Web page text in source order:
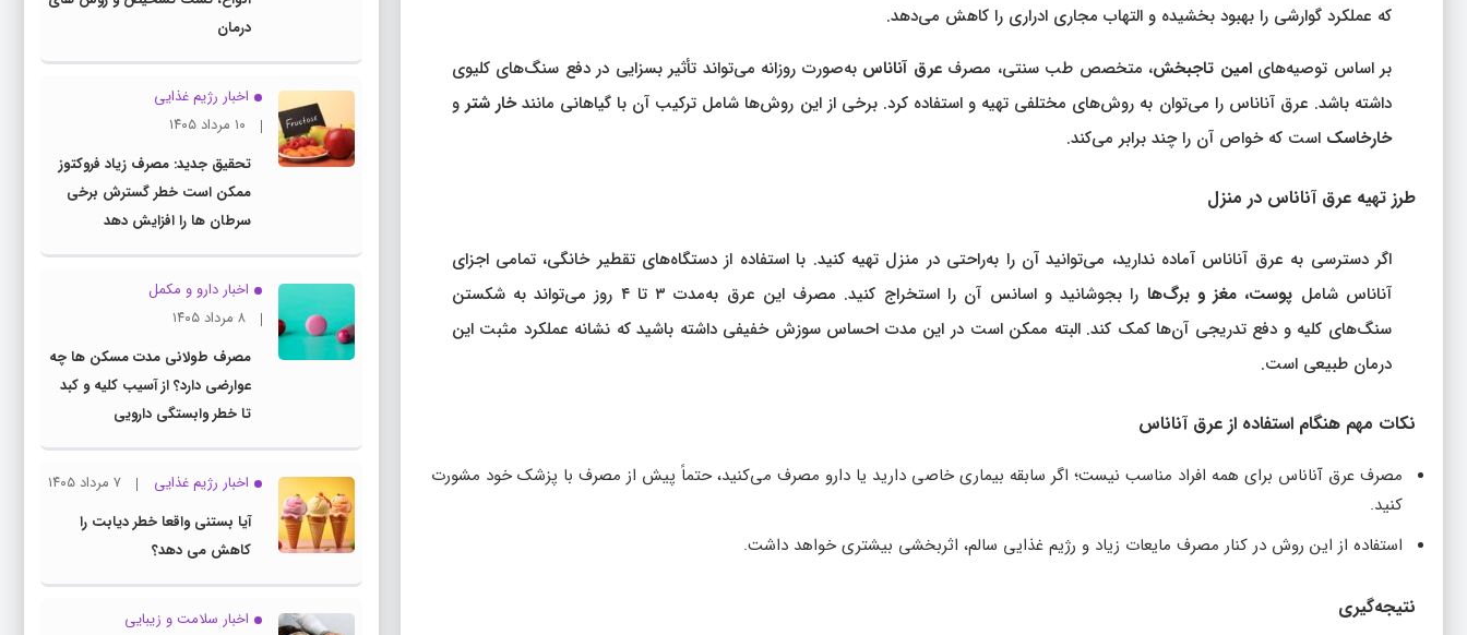
که عملکرد گوارشی را بهبود بخشیده و التهاب مجاری ادراری را کاهش می‌دهد.
بر اساس توصیه‌هایامین تاجبخش، متخصص طب سنتی، مصرفعرق آناناس به‌صورت روزانه می‌تواند تأثیر بسزایی در دفع سنگ‌های کلیوی
داشته باشد. عرق آناناس را می‌توان به روش‌های مختلفی تهیه و استفاده کرد. برخی از این روش‌ها شامل ترکیب آن با گیاهانی مانندخار شتر و
خارخاسک است که خواص آن را چند برابر می‌کند.
طرز تهیه عرق آناناس در منزل
اگر دسترسی به عرق آناناس آماده ندارید، می‌توانید آن را به‌راحتی در منزل تهیه کنید. با استفاده از دستگاه‌های تقطیر خانگی، تمامی اجزای
آناناس شامل پوست، مغز و برگ‌ها
را بجوشانید و اسانس آن را استخراج کنید. مصرف این عرق به‌مدت ۳ تا ۴ روز می‌تواند به شکستن
سنگ‌های کلیه و دفع تدریجی آن‌ها کمک کند. البته ممکن است در این مدت احساس سوزش خفیفی داشته باشید که نشانه عملکرد مثبت این
درمان طبیعی است.
نکات مهم هنگام استفاده از عرق آناناس
مصرف عرق آناناس برای همه افراد مناسب نیست؛ اگر سابقه بیماری خاصی دارید یا دارو مصرف می‌کنید، حتماً پیش از مصرف با پزشک خود مشورت
کنید.
استفاده از این روش در کنار مصرف مایعات زیاد و رژیم غذایی سالم، اثربخشی بیشتری خواهد داشت.
نتیجه‌گیری
درمان
اخبار رژیم غذایی
۱۰ مرداد ۱۴۰۵
تحقیق جدید: مصرف زیاد فروکتوز
ممکن است خطر گسترش برخی
سرطان ها را افزایش دهد
اخبار دارو و مکمل
۸ مرداد ۱۴۰۵
مصرف طولانی مدت مسکن ها چه
عوارضی دارد؟ از آسیب کلیه و کبد
تا خطر وابستگی دارویی
اخبار رژیم غذایی
۷ مرداد ۱۴۰۵
آیا بستنی واقعا خطر دیابت را
کاهش می دهد؟
اخبار سلامت و زیبایی